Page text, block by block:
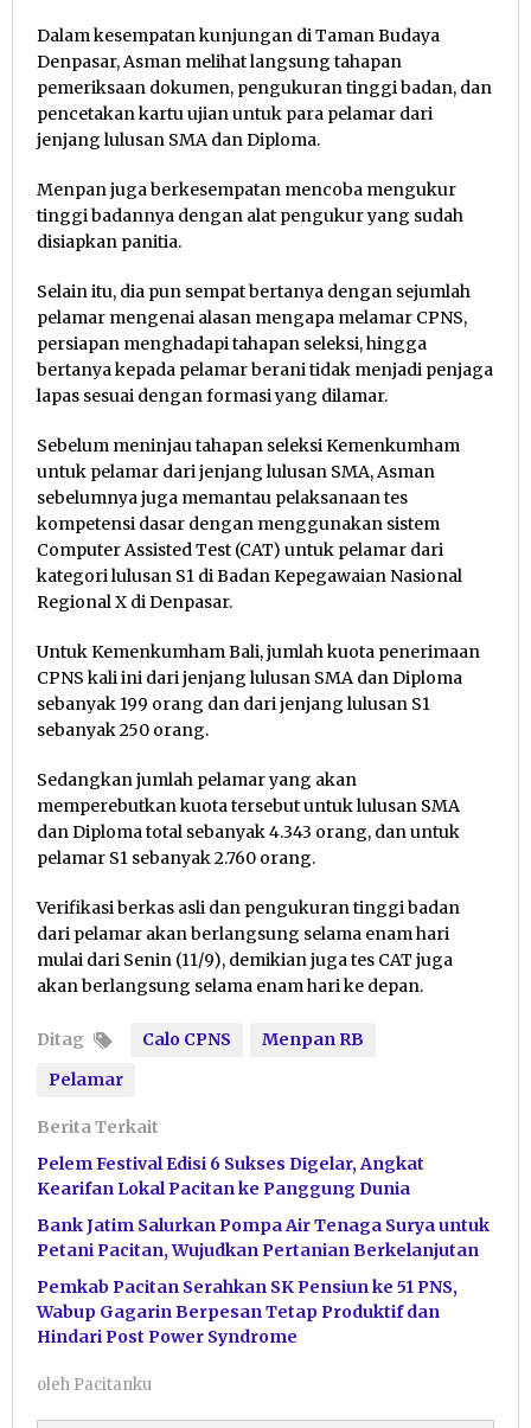
Dalam kesempatan kunjungan di Taman Budaya
Denpasar, Asman melihat langsung tahapan
pemeriksaan dokumen, pengukuran tinggi badan, dan
pencetakan kartu ujian untuk para pelamar dari
jenjang lulusan SMA dan Diploma.
Menpan juga berkesempatan mencoba mengukur
tinggi badannya dengan alat pengukur yang sudah
disiapkan panitia.
Selain itu, dia pun sempat bertanya dengan sejumlah
pelamar mengenai alasan mengapa melamar CPNS,
persiapan menghadapi tahapan seleksi, hingga
bertanya kepada pelamar berani tidak menjadi penjaga
lapas sesuai dengan formasi yang dilamar.
Sebelum meninjau tahapan seleksi Kemenkumham
untuk pelamar dari jenjang lulusan SMA, Asman
sebelumnya juga memantau pelaksanaan tes
kompetensi dasar dengan menggunakan sistem
Computer Assisted Test (CAT) untuk pelamar dari
kategori lulusan S1 di Badan Kepegawaian Nasional
Regional X di Denpasar.
Untuk Kemenkumham Bali, jumlah kuota penerimaan
CPNS kali ini dari jenjang lulusan SMA dan Diploma
sebanyak 199 orang dan dari jenjang lulusan S1
sebanyak 250 orang.
Sedangkan jumlah pelamar yang akan
memperebutkan kuota tersebut untuk lulusan SMA
dan Diploma total sebanyak 4.343 orang, dan untuk
pelamar S1 sebanyak 2.760 orang.
Verifikasi berkas asli dan pengukuran tinggi badan
dari pelamar akan berlangsung selama enam hari
mulai dari Senin (11/9), demikian juga tes CAT juga
akan berlangsung selama enam hari ke depan.
Ditag Calo CPNS
Menpan RB
Pelamar
Berita Terkait
Pelem Festival Edisi 6 Sukses Digelar, Angkat
Kearifan Lokal Pacitan ke Panggung Dunia
Bank Jatim Salurkan Pompa Air Tenaga Surya untuk
Petani Pacitan, Wujudkan Pertanian Berkelanjutan
Pemkab Pacitan Serahkan SK Pensiun ke 51 PNS,
Wabup Gagarin Berpesan Tetap Produktif dan
Hindari Post Power Syndrome
oleh Pacitanku